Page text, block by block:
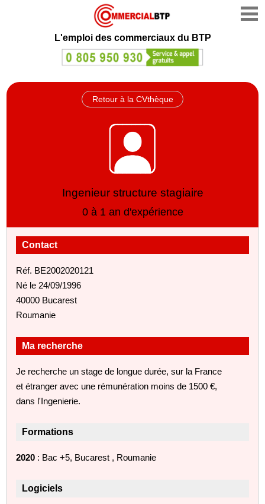
L'emploi des commerciaux du BTP
Retour à la CVthèque
Ingenieur structure stagiaire
0 à 1 an d'expérience
Contact
Réf. BE2002020121
Né le 24/09/1996
40000 Bucarest
Roumanie
Ma recherche
Je recherche un stage de longue durée, sur la France
et étranger avec une rémunération moins de 1500 €,
dans l'Ingenierie.
Formations
2020 : Bac +5, Bucarest , Roumanie
Logiciels